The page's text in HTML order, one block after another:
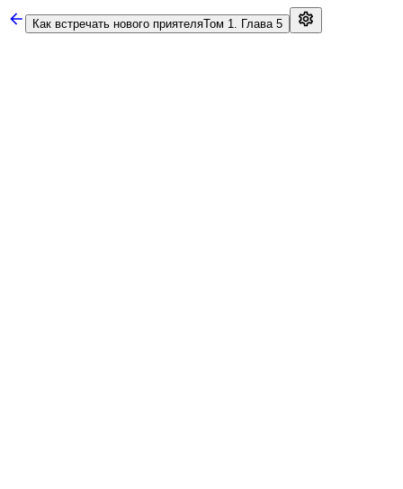
Как встречать нового приятеляТом 1. Глава 5